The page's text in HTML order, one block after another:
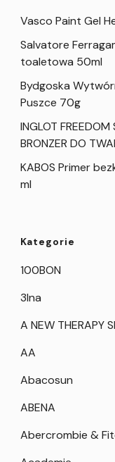
Vasco Paint Gel
Salvatore
toaletowa 50ml
Bydgoska
Puszce 70g
INGLOT
BRONZER DO
KABOS Primer
ml
Kategorie
100BON
3Ina
A NEW THERAPY
AA
Abacosun
ABENA
Abercrombie &